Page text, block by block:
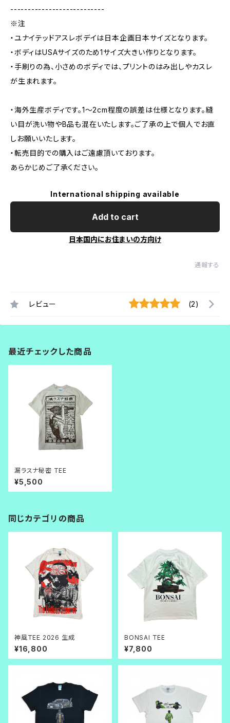
---------------------------
※注
・ユナイテッドアスレボデイは日本企画日本サイズとなります。
・ボディはUSAサイズのため1サイズ大きい作りとなります。
・手刷りの為、小さめのボディでは、プリントのはみ出しやカスレ
が生まれます。
・海外生産ボディです。1～2cm程度の誤差は仕様となります。縫
い目が洗い物やB品も混在いたします。ご了承の上で個人でお直
しお願いいたします。
・転売目的での購入はご遠慮頂いております。
あらかじめご了承ください。
International shipping available
Add to cart
日本国内にお住まいの方向け
通報する
レビュー (2)
最近チェックした商品
漏ラスナ秘密 TEE
¥5,500
同じカテゴリの商品
神風TEE 2026 生成
¥16,800
BONSAI TEE
¥7,800